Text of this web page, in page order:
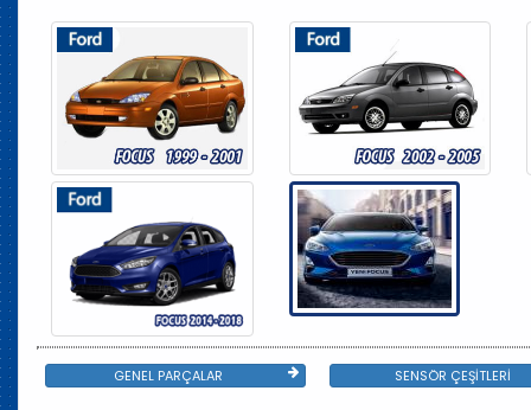
GENEL PARÇALAR SENSÖR ÇEŞİTLERİ